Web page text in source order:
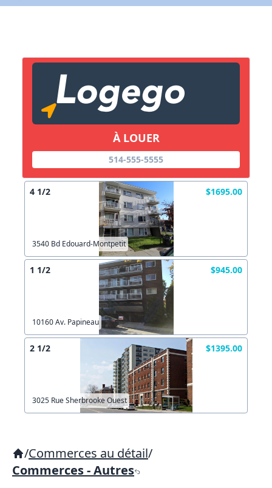
À LOUER
514-555-5555
4 1/2 $1695.00
3540 Bd Edouard-Montpetit
1 1/2 $945.00
10160 Av. Papineau
2 1/2 $1395.00
3025 Rue Sherbrooke Ouest
/Commerces au détail/
Commerces - Autres
X Fermer Envoyez
Copier lien
X Fermer
X Fermer